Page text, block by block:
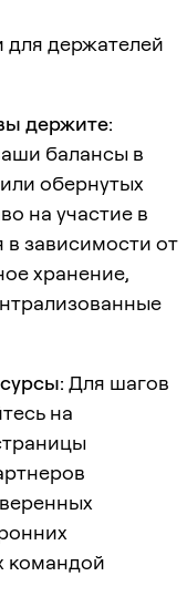
для держателей
держите:
балансы в
обернутых
на участие в
зависимости от
хранение,
Для шагов
на
командой